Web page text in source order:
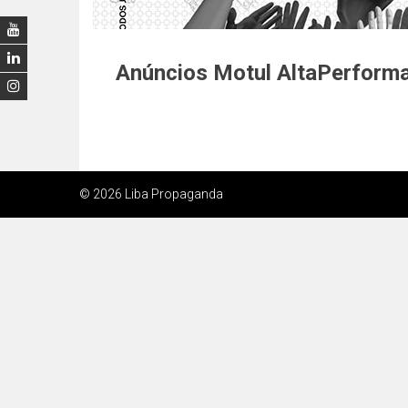
Anúncios Motul
© 2026 Liba Propaganda